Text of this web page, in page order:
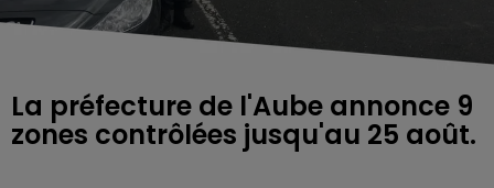
La préfecture de l'Aube annonce 9
zones contrôlées jusqu'au 25 août.